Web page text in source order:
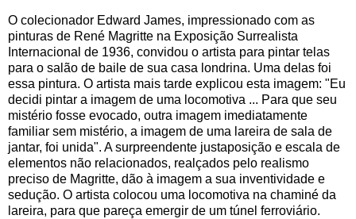
O colecionador Edward James, impressionado com as
pinturas de René Magritte na Exposição Surrealista
Internacional de 1936, convidou o artista para pintar telas
para o salão de baile de sua casa londrina. Uma delas foi
essa pintura. O artista mais tarde explicou esta imagem: "Eu
decidi pintar a imagem de uma locomotiva ... Para que seu
mistério fosse evocado, outra imagem imediatamente
familiar sem mistério, a imagem de uma lareira de sala de
jantar, foi unida". A surpreendente justaposição e escala de
elementos não relacionados, realçados pelo realismo
preciso de Magritte, dão à imagem a sua inventividade e
sedução. O artista colocou uma locomotiva na chaminé da
lareira, para que pareça emergir de um túnel ferroviário.